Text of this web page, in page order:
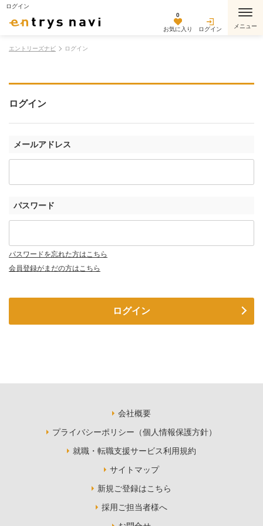
ログイン
0
お気に入り ログイン
エントリーズナビ ログイン
ログイン
メールアドレス
パスワード
パスワードを忘れた方はこちら
会員登録がまだの方はこちら
ログイン
会社概要
プライバシーポリシー（個人情報保護方針）
就職・転職支援サービス利用規約
サイトマップ
新規ご登録はこちら
採用ご担当者様へ